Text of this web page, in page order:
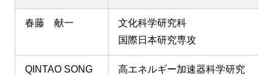
春藤 献一
文化科学研究科
国際日本研究専攻
QINTAO SONG
高エネルギー加速器科学研究